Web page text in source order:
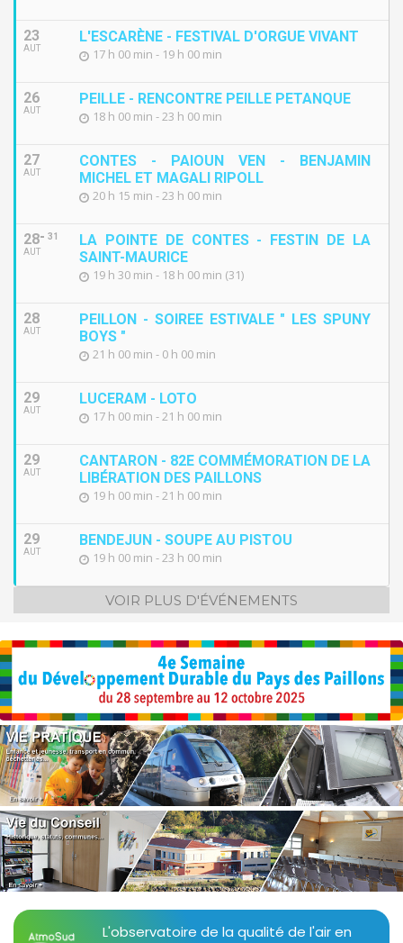
23
AUT
L'ESCARÈNE - FESTIVAL D'ORGUE VIVANT
17 h 00 min - 19 h 00 min
26
AUT
PEILLE - RENCONTRE PEILLE PETANQUE
18 h 00 min - 23 h 00 min
27
AUT
CONTES - PAIOUN VEN - BENJAMIN
MICHEL ET MAGALI RIPOLL
20 h 15 min - 23 h 00 min
28
AUT
31
LA POINTE DE CONTES - FESTIN DE LA
SAINT-MAURICE
19 h 30 min - 18 h 00 min (31)
28
AUT
PEILLON - SOIREE ESTIVALE " LES SPUNY
BOYS "
21 h 00 min - 0 h 00 min
29
AUT
LUCERAM - LOTO
17 h 00 min - 21 h 00 min
29
AUT
CANTARON - 82E COMMÉMORATION DE LA
LIBÉRATION DES PAILLONS
19 h 00 min - 21 h 00 min
29
AUT
BENDEJUN - SOUPE AU PISTOU
19 h 00 min - 23 h 00 min
VOIR PLUS D'ÉVÉNEMENTS